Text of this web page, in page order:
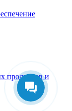
продуктов и